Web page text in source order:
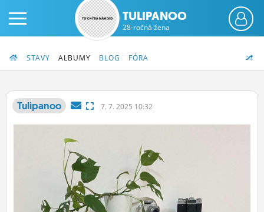
PRIHLÁS SA
ČINŽIAK
FÓRUM
STATUSY
TULIPANOO
28-ročná žena
STAVY ALBUMY BLOG FÓRA
Tulipanoo 7. 7. 2025 10:32